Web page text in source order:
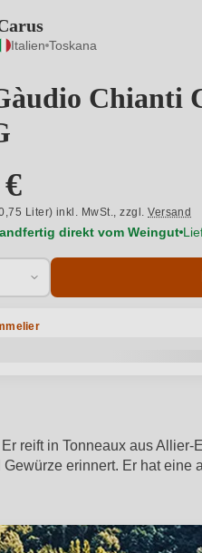
Italien Toskana
Chianti
Liter) inkl. MwSt.,zzgl.Versand
direkt vom Weingut
reift in Tonneaux aus
erinnert. Er hat eine
Anlass, Weinnamen,